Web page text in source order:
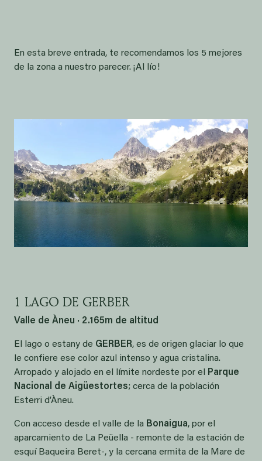
En esta breve entrada, te recomendamos los 5 mejores
de la zona a nuestro parecer. ¡Al lío!
1 LAGO DE GERBER
Valle de Àneu · 2.165m de altitud
El lago o estany de GERBER, es de origen glaciar lo que
le confiere ese color azul intenso y agua cristalina.
Arropado y alojado en el límite nordeste por el
Parque
Nacional de Aigüestortes; cerca de la población
Esterri d’Àneu.
Con acceso desde el valle de la Bonaigua, por el
aparcamiento de La Peüella - remonte de la estación de
esquí Baqueira Beret-, y la cercana ermita de la Mare de